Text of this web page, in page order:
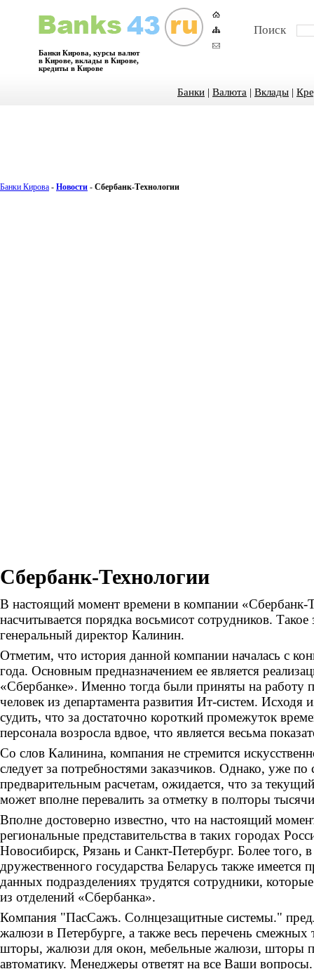
Банки Кирова, курсы валют
в Кирове, вклады в Кирове,
кредиты в Кирове
Поиск
Банки | Валюта | Вклады |
Банки Кирова - Новости - Сбербанк-Технологии
Сбербанк-Технологии
В настоящий момент времени в компании «Сбербанк-
насчитывается порядка восьмисот сотрудников. Такое
генеральный директор Калинин.
Отметим, что история данной компании началась с
года. Основным предназначением ее является
«Сбербанке». Именно тогда были приняты на работу
человек из департамента развития Ит-систем.
судить, что за достаточно короткий промежуток
персонала возросла вдвое, что является весьма
Со слов Калинина, компания не стремится
следует за потребностями заказчиков. Однако, уже
предварительным расчетам, ожидается, что за
может вполне перевалить за отметку в полторы
Вполне достоверно известно, что на настоящий
региональные представительства в таких городах
Новосибирск, Рязань и Санкт-Петербург. Более того, в
дружественного государства Беларусь также имеется
данных подразделениях трудятся сотрудники,
из отделений «Сбербанка».
Компания "ПасСажъ. Солнцезащитные системы."
жалюзи в Петербурге, а также весь перечень смежных
шторы, жалюзи для окон, мебельные жалюзи, шторы
автоматику. Менеджеры ответят на все Ваши вопросы.